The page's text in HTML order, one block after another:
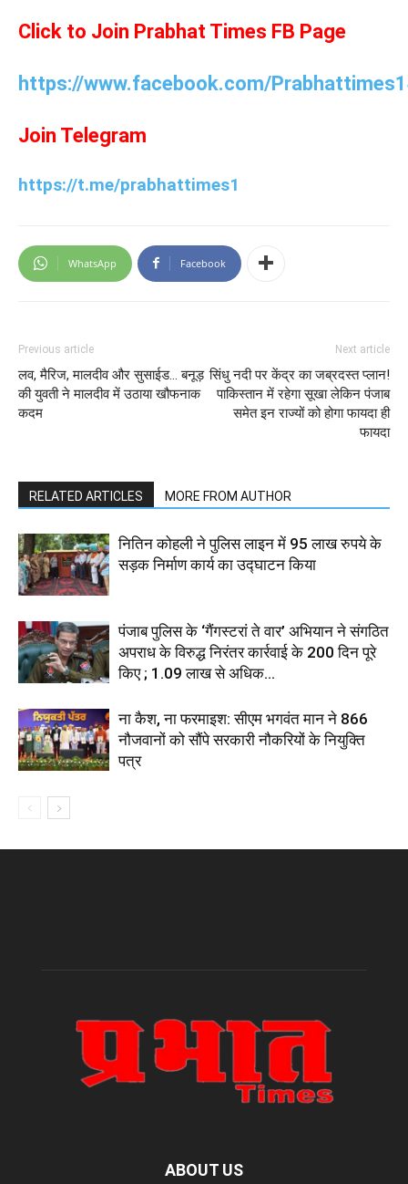
Click to Join Prabhat Times FB Page
https://www.facebook.com/
Join Telegram
https://t.me/prabhattimes1
WhatsApp Facebook
Previous article
लव, मैरिज, मालदीव और सुसाईड… बनूड़
की युवती ने मालदीव में उठाया खौफनाक
कदम
Next article
सिंधु नदी पर केंद्र का जब्रदस्त प्लान!
पाकिस्तान में रहेगा सूखा लेकिन पंजाब
समेत इन राज्यों को होगा फायदा ही
फायदा
RELATED ARTICLES MORE FROM AUTHOR
नितिन कोहली ने पुलिस लाइन में 95 लाख रुपये के
सड़क निर्माण कार्य का उद्घाटन किया
पंजाब पुलिस के ‘गैंगस्टरां ते वार’ अभियान ने संगठित
अपराध के विरुद्ध निरंतर कार्रवाई के 200 दिन पूरे
किए ; 1.09 लाख से अधिक...
ना कैश, ना फरमाइश: सीएम भगवंत मान ने 866
नौजवानों को सौंपे सरकारी नौकरियों के नियुक्ति
पत्र
ABOUT US